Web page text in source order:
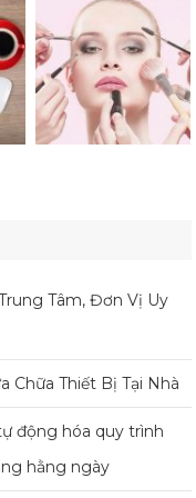
Tâm, Đơn Vị Uy
Chữa Thiết Bị Tại Nhà
động hóa quy trình
hằng ngày